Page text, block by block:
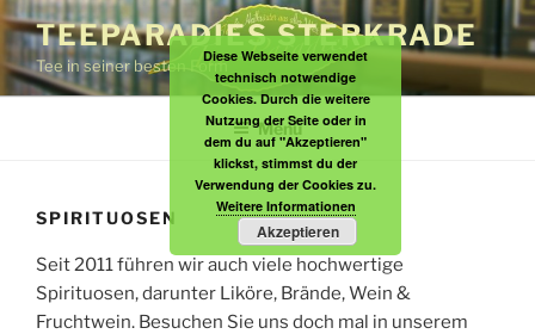
Zum
Inhalt
springen
TEEPARADIES STERKRADE
Tee in seiner besten Form
Menü
SPIRITUOSEN
Seit 2011 führen wir auch viele hochwertige
Spirituosen, darunter Liköre, Brände, Wein &
Fruchtwein. Besuchen Sie uns doch mal in unserem
Diese Webseite verwendet
technisch notwendige
Cookies. Durch die weitere
Nutzung der Seite oder in
dem du auf "Akzeptieren"
klickst, stimmst du der
Verwendung der Cookies zu.
Weitere Informationen
Akzeptieren